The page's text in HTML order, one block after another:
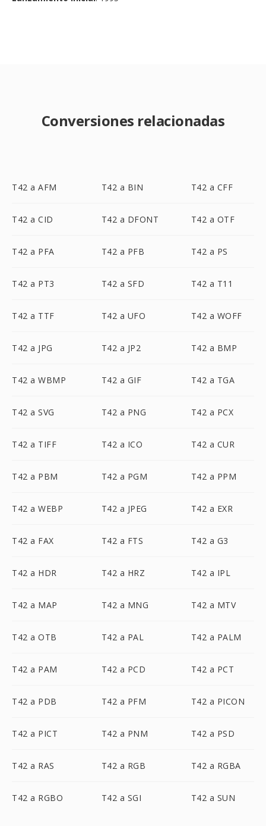
Conversiones relacionadas
T42 a AFM T42 a BIN T42 a CFF
T42 a CID T42 a DFONT T42 a OTF
T42 a PFA T42 a PFB T42 a PS
T42 a PT3 T42 a SFD T42 a T11
T42 a TTF T42 a UFO T42 a WOFF
T42 a JPG T42 a JP2 T42 a BMP
T42 a WBMP T42 a GIF T42 a TGA
T42 a SVG T42 a PNG T42 a PCX
T42 a TIFF T42 a ICO T42 a CUR
T42 a PBM T42 a PGM T42 a PPM
T42 a WEBP T42 a JPEG T42 a EXR
T42 a FAX T42 a FTS T42 a G3
T42 a HDR T42 a HRZ T42 a IPL
T42 a MAP T42 a MNG T42 a MTV
T42 a OTB T42 a PAL T42 a PALM
T42 a PAM T42 a PCD T42 a PCT
T42 a PDB T42 a PFM T42 a PICON
T42 a PICT T42 a PNM T42 a PSD
T42 a RAS T42 a RGB T42 a RGBA
T42 a RGBO T42 a SGI T42 a SUN